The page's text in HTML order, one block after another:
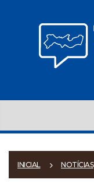
INICIAL NOTÍCIAS